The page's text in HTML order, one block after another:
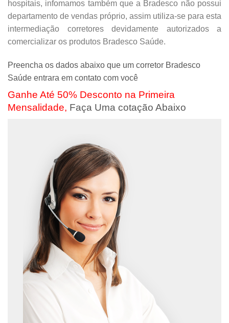
hospitais, infomamos também que a Bradesco não possui
departamento de vendas próprio, assim utiliza-se para esta
intermediação corretores devidamente autorizados a
comercializar os produtos Bradesco Saúde.
Preencha os dados abaixo que um corretor Bradesco
Saúde entrara em contato com você
Ganhe Até 50% Desconto na Primeira
Mensalidade, Faça Uma cotação Abaixo